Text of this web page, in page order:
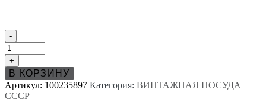
Количество
товара
Молочник
Барановка
Бутон
СССР
-
+
В КОРЗИНУ
Артикул: 100235897 Категория: ВИНТАЖНАЯ ПОСУДА
СССР